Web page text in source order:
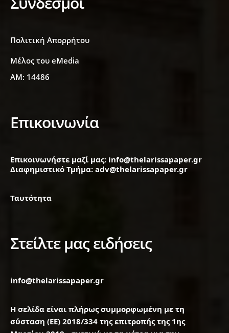
Πολιτική Απορρήτου
Μέλος του eMedia
ΑΜ: 14486
Επικοινωνία
Επικοινωνήστε μαζί μας: info@thelarissapaper.gr
Διαφημιστικό Τμήμα: adv@thelarissapaper.gr
Ταυτότητα
Στείλτε μας ειδήσεις
info@thelarissapaper.gr
Η σελίδα είναι πλήρως συμμορφωμένη με τη
σύσταση (ΕΕ) 2018/334 της επιτροπής της 1ης